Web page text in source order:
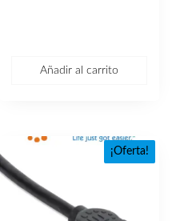
Añadir al carrito
¡Oferta!